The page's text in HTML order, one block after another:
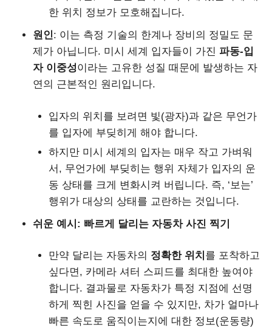
한 위치 정보가 모호해집니다.
원인: 이는 측정 기술의 한계나 장비의 정밀도 문
제가 아닙니다. 미시 세계 입자들이 가진 파동-입
자 이중성이라는 고유한 성질 때문에 발생하는 자
연의 근본적인 원리입니다.
입자의 위치를 보려면 빛(광자)과 같은 무언가
를 입자에 부딪히게 해야 합니다.
하지만 미시 세계의 입자는 매우 작고 가벼워
서, 무언가에 부딪히는 행위 자체가 입자의 운
동 상태를 크게 변화시켜 버립니다. 즉, ‘보는’
행위가 대상의 상태를 교란하는 것입니다.
쉬운 예시: 빠르게 달리는 자동차 사진 찍기
만약 달리는 자동차의 정확한 위치 를 포착하고
싶다면, 카메라 셔터 스피드를 최대한 높여야
합니다. 결과물로 자동차가 특정 지점에 선명
하게 찍힌 사진을 얻을 수 있지만, 차가 얼마나
빠른 속도로 움직이는지에 대한 정보(운동량)